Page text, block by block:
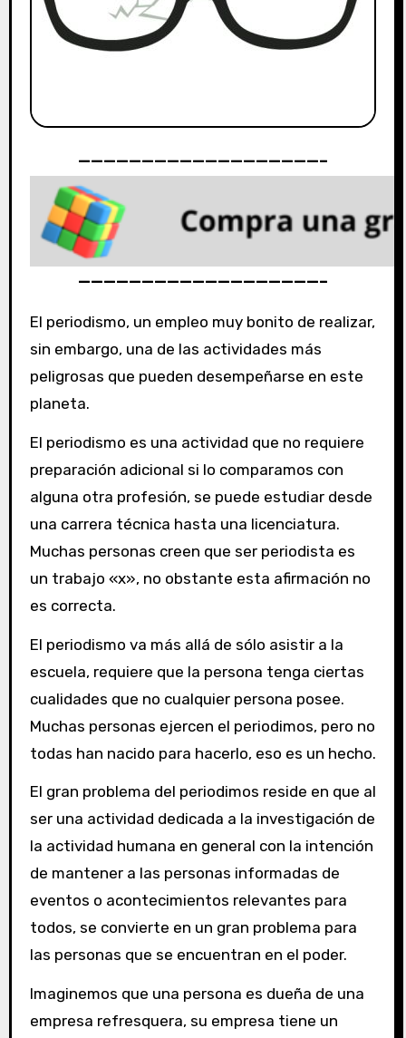
———————————————————–
———————————————————–
El periodismo, un empleo muy bonito de realizar,
sin embargo, una de las actividades más
peligrosas que pueden desempeñarse en este
planeta.
El periodismo es una actividad que no requiere
preparación adicional si lo comparamos con
alguna otra profesión, se puede estudiar desde
una carrera técnica hasta una licenciatura.
Muchas personas creen que ser periodista es
un trabajo «x», no obstante esta afirmación no
es correcta.
El periodismo va más allá de sólo asistir a la
escuela, requiere que la persona tenga ciertas
cualidades que no cualquier persona posee.
Muchas personas ejercen el periodimos, pero no
todas han nacido para hacerlo, eso es un hecho.
El gran problema del periodimos reside en que al
ser una actividad dedicada a la investigación de
la actividad humana en general con la intención
de mantener a las personas informadas de
eventos o acontecimientos relevantes para
todos, se convierte en un gran problema para
las personas que se encuentran en el poder.
Imaginemos que una persona es dueña de una
empresa refresquera, su empresa tiene un